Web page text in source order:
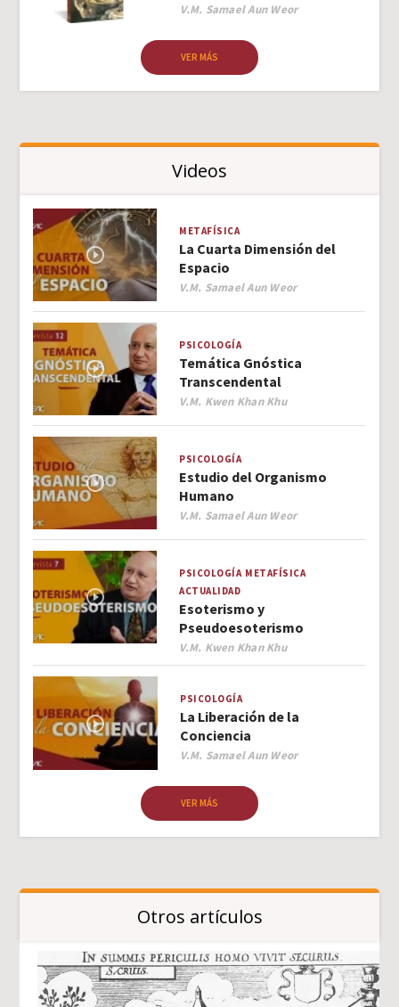
Author
V.M. Samael Aun Weor
VER MÁS
Videos
METAFÍSICA
La Cuarta Dimensión del
Espacio
Author
V.M. Samael Aun Weor
PSICOLOGÍA
Temática Gnóstica
Transcendental
Author
V.M. Kwen Khan Khu
PSICOLOGÍA
Estudio del Organismo
Humano
Author
V.M. Samael Aun Weor
PSICOLOGÍA METAFÍSICA
ACTUALIDAD
Esoterismo y
Pseudoesoterismo
Author
V.M. Kwen Khan Khu
PSICOLOGÍA
La Liberación de la
Conciencia
Author
V.M. Samael Aun Weor
VER MÁS
Otros artículos